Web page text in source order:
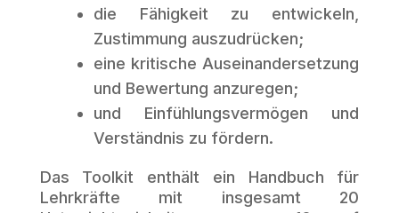
die Fähigkeit zu entwickeln,
Zustimmung auszudrücken;
eine kritische Auseinandersetzung
und Bewertung anzuregen;
und Einfühlungsvermögen und
Verständnis zu fördern.
Das Toolkit enthält ein Handbuch für
Lehrkräfte mit insgesamt 20